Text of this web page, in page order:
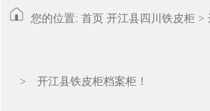
您的位置: 首页 开江县四川铁皮柜 >
> 开江县铁皮柜档案柜！